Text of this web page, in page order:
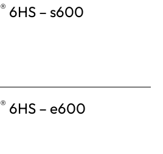
® 6HS – s600
® 6HS – e600